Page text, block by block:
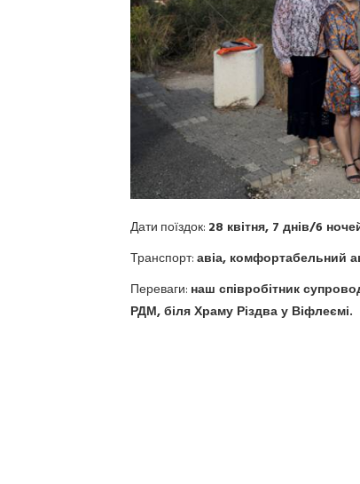
Дати поїздок: 28 квітня, 7 днів/6
Транспорт:авіа, комфортабельний
Переваги: ​​ наш співробітник
РДМ, біля Храму Різдва у Віфлеємі.